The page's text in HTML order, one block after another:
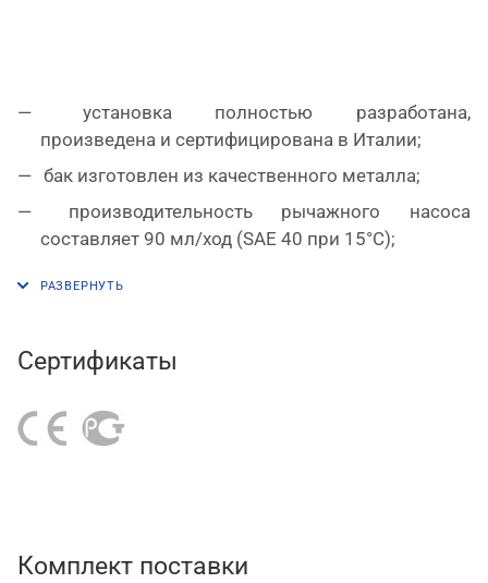
установка полностью разработана,
произведена и сертифицирована в Италии;
бак изготовлен из качественного металла;
производительность рычажного насоса
составляет 90 мл/ход (SAE 40 при 15°C);
жесткий стальной наконечник;
мобильность.
Сертификаты
Комплект поставки